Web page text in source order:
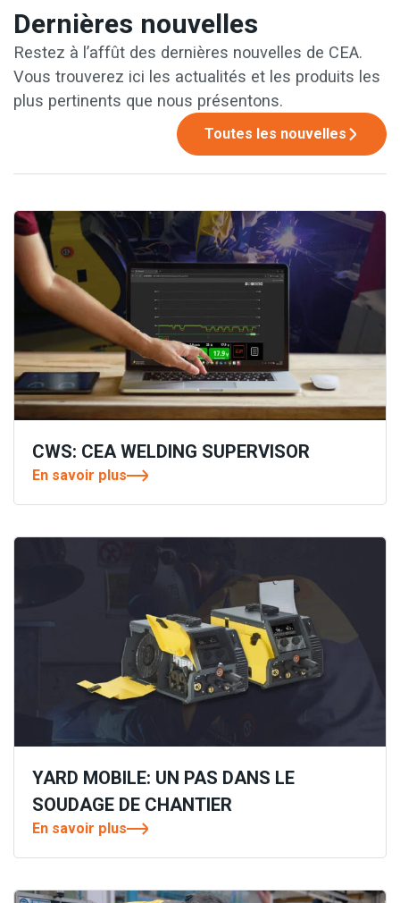
Dernières nouvelles
Restez à l’affût des dernières nouvelles de CEA.
Vous trouverez ici les actualités et les produits les
plus pertinents que nous présentons.
Toutes les nouvelles
CWS: CEA WELDING SUPERVISOR
En savoir plus
YARD MOBILE: UN PAS DANS LE
SOUDAGE DE CHANTIER
En savoir plus